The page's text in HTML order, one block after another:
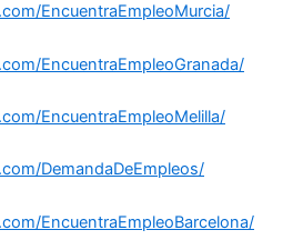
EncuentraEmpleoMurcia/
EncuentraEmpleoGranada/
EncuentraEmpleoMelilla/
DemandaDeEmpleos/
EncuentraEmpleoBarcelona/